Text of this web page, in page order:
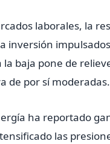
laborales, la
inversión
la baja pone ⁠de
de por sí moderadas.
ha reportado
las